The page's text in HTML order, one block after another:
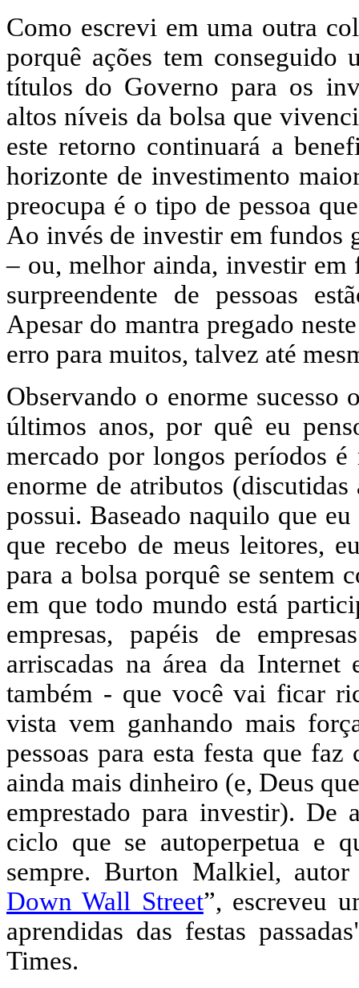
Como escrevi em uma outra
porquê ações tem conseguido
títulos do Governo para os
altos níveis da bolsa que
este retorno continuará a
horizonte de investimento
preocupa é o tipo de pessoa
Ao invés de investir em fundos
– ou, melhor ainda, investir em
surpreendente de pessoas
Apesar do mantra pregado
erro para muitos, talvez até
Observando o enorme
últimos anos, por quê eu
mercado por longos períodos
enorme de atributos
possui. Baseado naquilo que
que recebo de meus leitores,
para a bolsa porquê se sentem
em que todo mundo está
empresas, papéis de
arriscadas na área da
também - que você vai ficar
vista vem ganhando mais
pessoas para esta festa que
ainda mais dinheiro (e, Deus
emprestado para investir). De
ciclo que se autoperpetua e
sempre. Burton Malkiel,
Down Wall Street”, escreveu
aprendidas das festas
Times.